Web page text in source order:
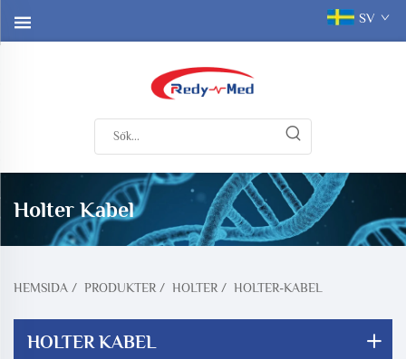
SV
Holter Kabel
HEMSIDA / PRODUKTER / HOLTER / HOLTER-KABEL
HOLTER KABEL